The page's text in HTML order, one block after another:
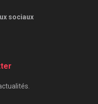
sociaux